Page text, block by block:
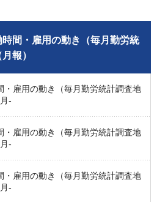
間・雇用の動き（毎月勤労統
報）
・雇用の動き（毎月勤労統計調査地
-
・雇用の動き（毎月勤労統計調査地
-
・雇用の動き（毎月勤労統計調査地
-